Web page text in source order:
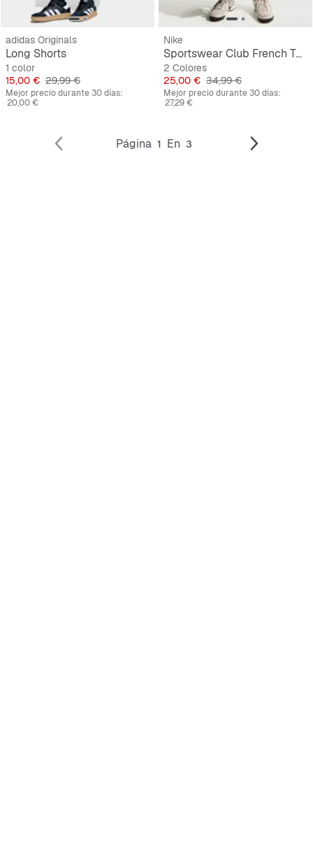
adidas Originals
Long Shorts
1 color
Precio
15,00 € Precio original
29,99 €
Mejor precio durante 30 días:
20,00 €
Nike
Sportswear Club French Terry Shorts
2 Colores
Precio
25,00 € Precio original
34,99 €
Mejor precio durante 30 días:
27,29 €
Página 1 En 3